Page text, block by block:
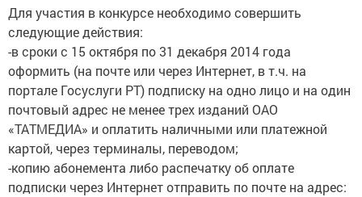
Для участия в конкурсе необходимо совершить
следующие действия:
-в сроки с 15 октября по 31 декабря 2014 года
оформить (на почте или через Интернет, в т.ч. на
портале Госуслуги РТ) подписку на одно лицо и на один
почтовый адрес не менее трех изданий ОАО
«ТАТМЕДИА» и оплатить наличными или платежной
картой, через терминалы, переводом;
-копию абонемента либо распечатку об оплате
подписки через Интернет отправить по почте на адрес: